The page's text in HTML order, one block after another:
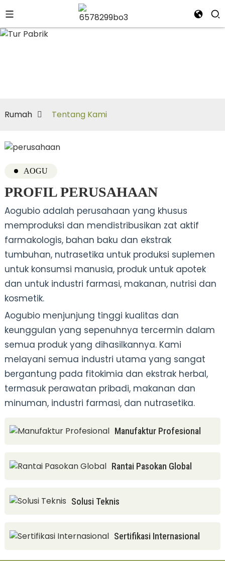
Rumah Tentang Kami
AOGU
PROFIL PERUSAHAAN
Aogubio adalah perusahaan yang khusus
memproduksi dan mendistribusikan zat aktif
farmakologis, bahan baku dan ekstrak
tumbuhan, nutrasetika untuk produksi suplemen
untuk konsumsi manusia, produk untuk apotek
dan untuk industri farmasi, makanan, nutrisi dan
kosmetik.
Aogubio menjunjung tinggi kualitas dan
keunggulan yang sepenuhnya tercermin dalam
semua produk yang dihasilkannya. Kami
melayani semua industri utama yang sangat
bergantung pada fitokimia dan ekstrak herbal,
termasuk perawatan pribadi, makanan dan
minuman, industri farmasi, dan nutrasetika.
Manufaktur Profesional
Rantai Pasokan Global
Solusi Teknis
Sertifikasi Internasional